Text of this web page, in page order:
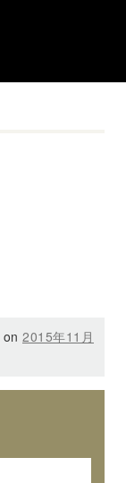
on 2015年11月